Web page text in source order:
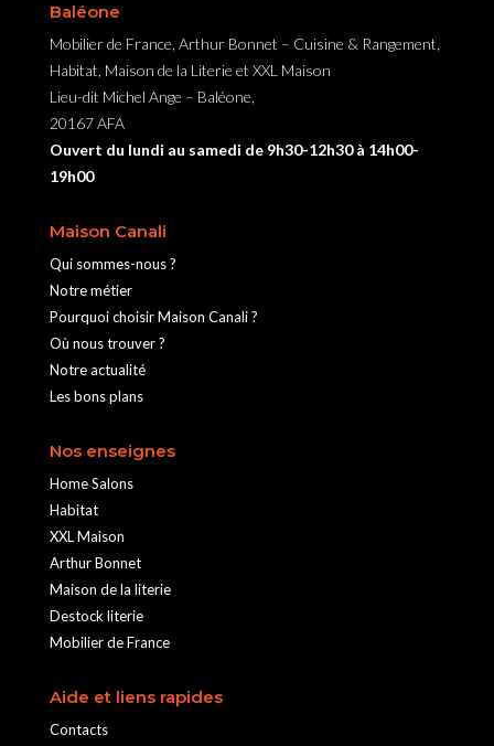
Baléone
Mobilier de France, Arthur Bonnet – Cuisine & Rangement,
Habitat, Maison de la Literie et XXL Maison
Lieu-dit Michel Ange – Baléone,
20167 AFA
Ouvert du lundi au samedi de 9h30-12h30 à 14h00-
19h00
Maison Canali
Qui sommes-nous ?
Notre métier
Pourquoi choisir Maison Canali ?
Où nous trouver ?
Notre actualité
Les bons plans
Nos enseignes
Home Salons
Habitat
XXL Maison
Arthur Bonnet
Maison de la literie
Destock literie
Mobilier de France
Aide et liens rapides
Contacts